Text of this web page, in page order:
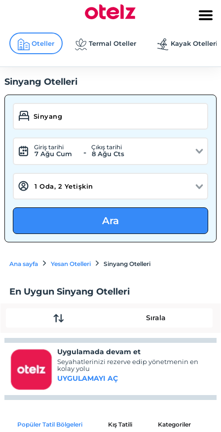
Oteller Termal Oteller Kayak Otelleri
Sinyang Otelleri
Giriş tarihi
7 Ağu Cum -
Çıkış tarihi
8 Ağu Cts
Ara
Ana sayfa Yesan Otelleri Sinyang Otelleri
En Uygun Sinyang Otelleri
Sırala
Uygulamada devam et
Seyahatlerinizi rezerve edip yönetmenin en
kolay yolu
UYGULAMAYI AÇ
Popüler Tatil Bölgeleri Kış Tatili Kategoriler